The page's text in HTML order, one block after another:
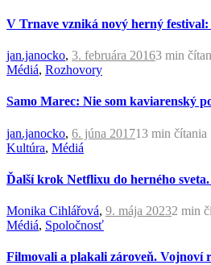
V Trnave vzniká nový herný
jan.janocko, 3. februára 20163 min
Médiá, Rozhovory
Samo Marec: Nie som kaviarenský
jan.janocko, 6. júna 201713 min čítania
Kultúra, Médiá
Ďalší krok Netflixu do herného
Monika Cihlářová, 9. mája 20232 min
Médiá, Spoločnosť
Filmovali a plakali zároveň.